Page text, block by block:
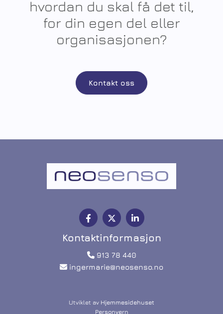
hvordan du skal få det til,
for din egen del eller
organisasjonen?
Kontakt oss
Kontaktinformasjon
 913 78 440
 ingermarie@neosenso.no
Utviklet av Hjemmesidehuset
Personvern